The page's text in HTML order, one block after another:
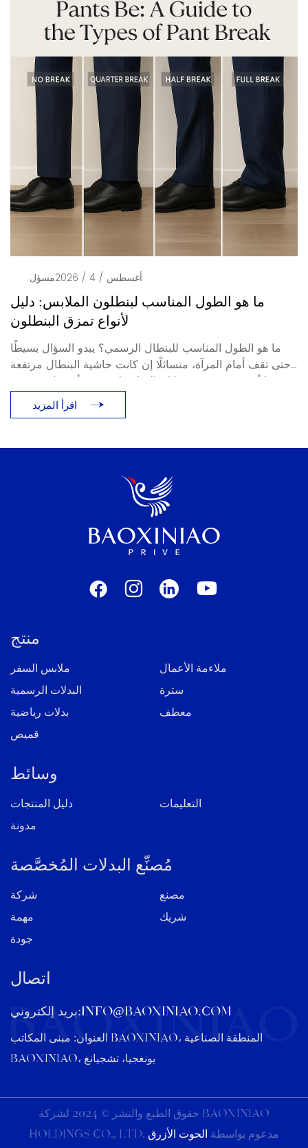
أغسطس / 4 / 2026 مسؤل
ما هو الطول المناسب لبنطلون الملابس: دليل
ما هو الطول المناسب للبنطال الرسمي؟ يبدو السؤال بسيطًا
حتى تقف أمام المرآة، متسائلًا إن كانت حاشية البنطال مرتفعة
جدًا أو متجمعة فوق حذائك. الإجابة تكمن في أمر واحد: تمزق
البنطال، أو طريقة استناد البنطال على الحذاء. يوضح هذا الدليل
[...]
اقرأ المزيد
منتج
ملابس السفر
ملاءمة الأعمال
البدلات الرسمية
سترة
بدلات رياضية
معطف
قميص
وسائط
دليل المنتجات
التعليمات
مدونة
مُصنِّع البدلات المُخصَّصة
شركة
مصنع
مهمة
شريك
جودة
اتصال
بريد إلكتروني:info@baoxiniao.com
العنوان: مبنى المكاتب BAOXINIAO، المنطقة الصناعية
BAOXINIAO، يونغجيا، تشجيانغ
حقوق الطبع والنشر © 2024 لشركة BAOXINIAO
HOLDINGS CO., LTD. مدعوم بواسطة الحوت الأزرق